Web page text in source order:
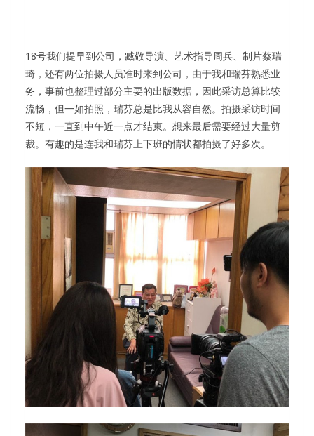
18号我们提早到公司，臧敬导演、艺术指导周兵、制片蔡瑞
琦，还有两位拍摄人员准时来到公司，由于我和瑞芬熟悉业
务，事前也整理过部分主要的出版数据，因此采访总算比较
流畅，但一如拍照，瑞芬总是比我从容自然。拍摄采访时间
不短，一直到中午近一点才结束。想来最后需要经过大量剪
裁。有趣的是连我和瑞芬上下班的情状都拍摄了好多次。